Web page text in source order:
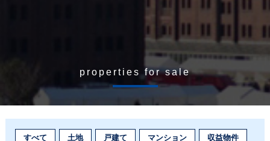
properties for sale
すべて 土地 戸建て マンション 収益物件